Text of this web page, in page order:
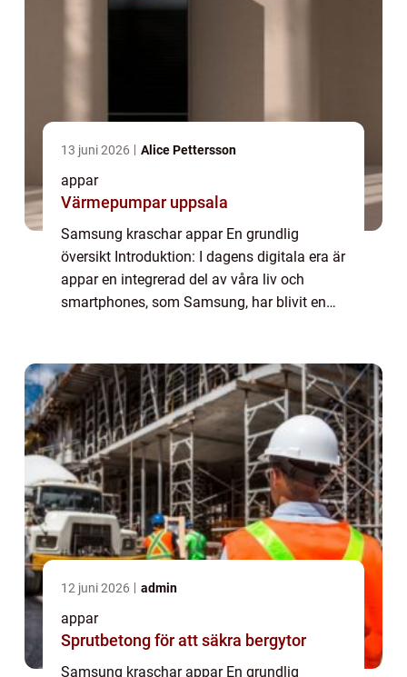
13 juni 2026 Alice Pettersson
appar
Värmepumpar uppsala
Samsung kraschar appar En grundlig
översikt Introduktion: I dagens digitala era är
appar en integrerad del av våra liv och
smartphones, som Samsung, har blivit en
Samsun...
12 juni 2026 admin
appar
Sprutbetong för att säkra bergytor
Samsung kraschar appar En grundlig